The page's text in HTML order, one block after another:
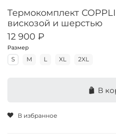
Термокомплект
вискозой и шерстью
12 900 ₽
Размер
S M L XL 2XL
В
В избранное